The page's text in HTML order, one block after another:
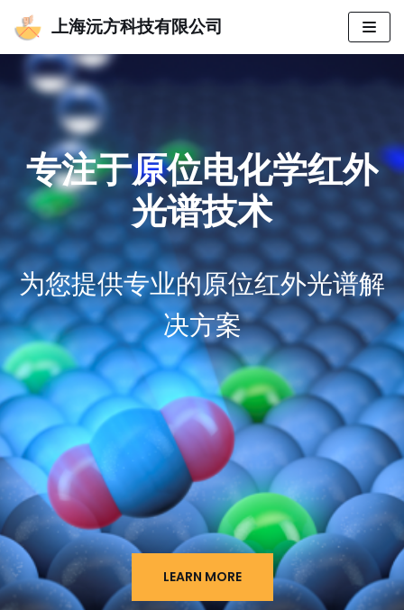
正
上海沅方科技有限公司
专注于原位电化学红外
光谱技术
为您提供专业的原位红外光谱解
决方案
LEARN MORE